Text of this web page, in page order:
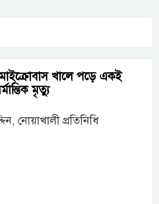
খালে পড়ে একই
মৃত্যু
নোয়াখালী প্রতিনিধি